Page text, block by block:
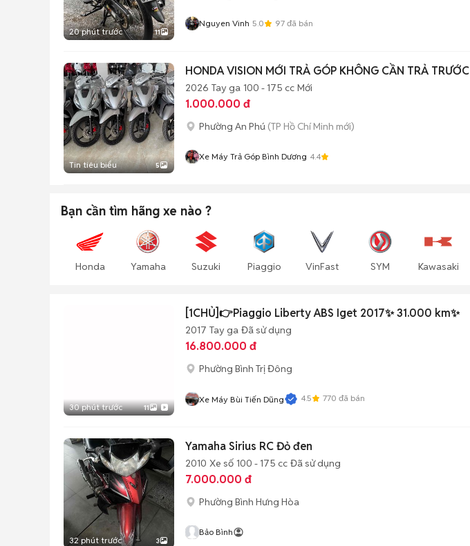
20 phút trước 11
Nguyen Vinh 5.0 97 đã bán
Tin tiêu biểu 5
HONDA VISION MỚI TRẢ GÓP KHÔNG CẦN TRẢ TRƯỚC
2026 Tay ga 100 - 175 cc Mới
1.000.000 đ
Phường An Phú (TP Hồ Chí Minh mới)
Xe Máy Trả Góp Bình Dương 4.4
Bạn cần tìm hãng xe nào ?
Honda Yamaha Suzuki Piaggio VinFast SYM Kawasaki
30 phút trước 11
[1CHỦ]👉Piaggio Liberty ABS Iget 2017✨ 31.000 km✨
2017 Tay ga Đã sử dụng
16.800.000 đ
Phường Bình Trị Đông
Xe Máy Bùi Tiến Dũng 4.5 770 đã bán
32 phút trước 3
Yamaha Sirius RC Đỏ đen
2010 Xe số 100 - 175 cc Đã sử dụng
7.000.000 đ
Phường Bình Hưng Hòa
Bảo Bình